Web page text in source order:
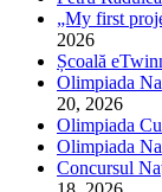
„My first
2026
Școală
Olimpiada
20, 2026
Olimpiada
Olimpiada
Concursul